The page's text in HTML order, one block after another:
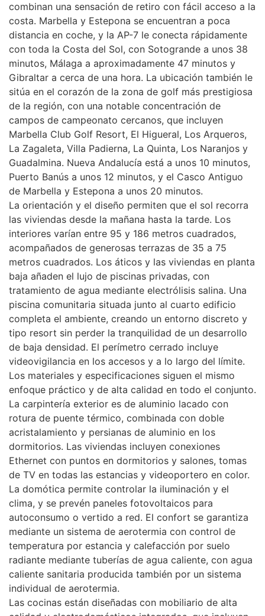
combinan una sensación de retiro con fácil acceso a la
costa. Marbella y Estepona se encuentran a poca
distancia en coche, y la AP-7 le conecta rápidamente
con toda la Costa del Sol, con Sotogrande a unos 38
minutos, Málaga a aproximadamente 47 minutos y
Gibraltar a cerca de una hora. La ubicación también le
sitúa en el corazón de la zona de golf más prestigiosa
de la región, con una notable concentración de
campos de campeonato cercanos, que incluyen
Marbella Club Golf Resort, El Higueral, Los Arqueros,
La Zagaleta, Villa Padierna, La Quinta, Los Naranjos y
Guadalmina. Nueva Andalucía está a unos 10 minutos,
Puerto Banús a unos 12 minutos, y el Casco Antiguo
de Marbella y Estepona a unos 20 minutos.
La orientación y el diseño permiten que el sol recorra
las viviendas desde la mañana hasta la tarde. Los
interiores varían entre 95 y 186 metros cuadrados,
acompañados de generosas terrazas de 35 a 75
metros cuadrados. Los áticos y las viviendas en planta
baja añaden el lujo de piscinas privadas, con
tratamiento de agua mediante electrólisis salina. Una
piscina comunitaria situada junto al cuarto edificio
completa el ambiente, creando un entorno discreto y
tipo resort sin perder la tranquilidad de un desarrollo
de baja densidad. El perímetro cerrado incluye
videovigilancia en los accesos y a lo largo del límite.
Los materiales y especificaciones siguen el mismo
enfoque práctico y de alta calidad en todo el conjunto.
La carpintería exterior es de aluminio lacado con
rotura de puente térmico, combinada con doble
acristalamiento y persianas de aluminio en los
dormitorios. Las viviendas incluyen conexiones
Ethernet con puntos en dormitorios y salones, tomas
de TV en todas las estancias y videoportero en color.
La domótica permite controlar la iluminación y el
clima, y se prevén paneles fotovoltaicos para
autoconsumo o vertido a red. El confort se garantiza
mediante un sistema de aerotermia con control de
temperatura por estancia y calefacción por suelo
radiante mediante tuberías de agua caliente, con agua
caliente sanitaria producida también por un sistema
individual de aerotermia.
Las cocinas están diseñadas con mobiliario de alta